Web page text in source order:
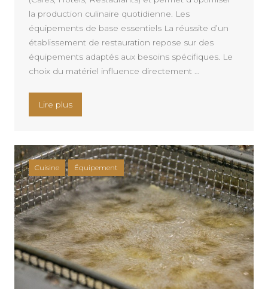
la production culinaire quotidienne. Les
équipements de base essentiels La réussite d’un
établissement de restauration repose sur des
équipements adaptés aux besoins spécifiques. Le
choix du matériel influence directement …
Lire plus« Quel matériel pour une cuisine
Cuisine Équipement